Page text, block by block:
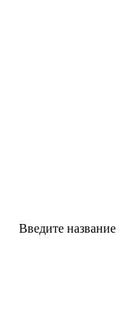
Введите название